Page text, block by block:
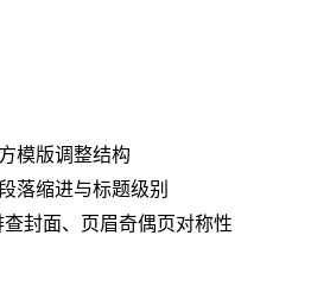
模版调整结构
落缩进与标题级别
查封面、页眉奇偶页对称性